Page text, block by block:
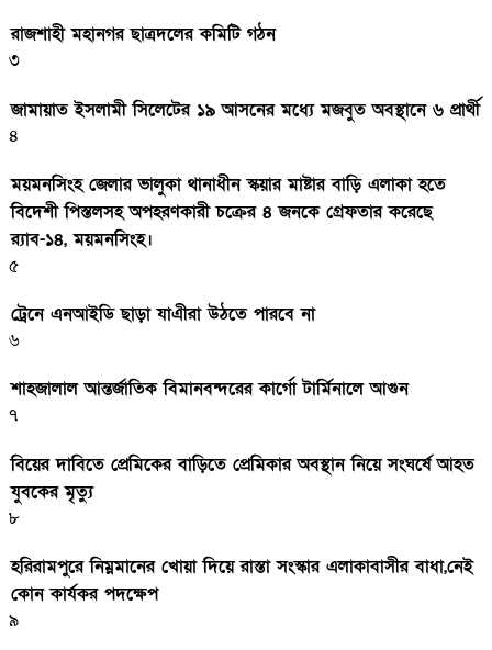
রাজশাহী মহানগর ছাত্রদলের কমিটি গঠন
৩
জামায়াত ইসলামী সিলেটের ১৯ আসনের মধ্যে মজবুত অবস্থানে ৬ প্রার্থী
৪
ময়মনসিংহ জেলার ভালুকা থানাধীন স্কয়ার মাষ্টার বাড়ি এলাকা হতে
বিদেশী পিস্তলসহ অপহরণকারী চক্রের ৪ জনকে গ্রেফতার করেছে
র‌্যাব-১৪, ময়মনসিংহ।
৫
ট্রেনে এনআইডি ছাড়া যাএীরা উঠতে পারবে না
৬
শাহজালাল আন্তর্জাতিক বিমানবন্দরের কার্গো টার্মিনালে আগুন
৭
বিয়ের দাবিতে প্রেমিকের বাড়িতে প্রেমিকার অবস্থান নিয়ে সংঘর্ষে আহত
যুবকের মৃত্যু
৮
হরিরামপুরে নিম্নমানের খোয়া দিয়ে রাস্তা সংস্কার এলাকাবাসীর বাধা,নেই
কোন কার্যকর পদক্ষেপ
৯